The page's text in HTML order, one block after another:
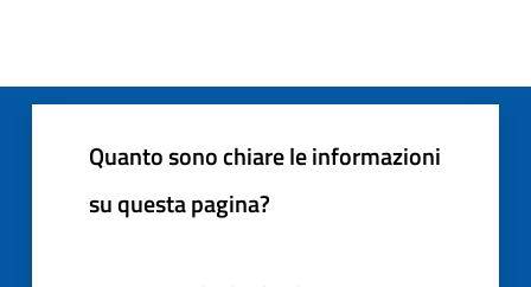
Quanto sono chiare le informazioni
su questa pagina?